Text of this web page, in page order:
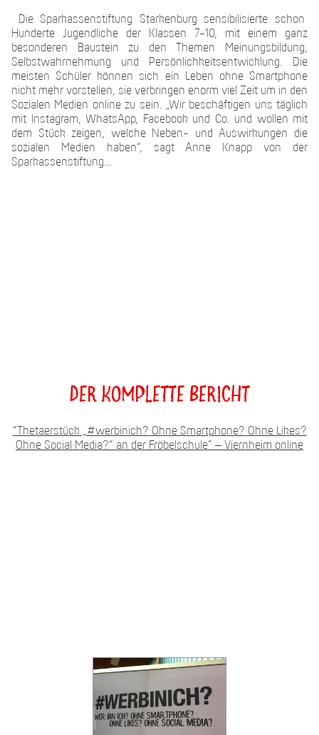
Die Sparkassenstiftung Starkenburg sensibilisierte schon
Hunderte Jugendliche der Klassen 7-10, mit einem ganz
besonderen Baustein zu den Themen Meinungsbildung,
Selbstwahrnehmung und Persönlichkeitsentwicklung. Die
meisten Schüler können sich ein Leben ohne Smartphone
nicht mehr vorstellen, sie verbringen enorm viel Zeit um in den
Sozialen Medien online zu sein. „Wir beschäftigen uns täglich
mit Instagram, WhatsApp, Facebook und Co. und wollen mit
dem Stück zeigen, welche Neben- und Auswirkungen die
sozialen Medien haben“, sagt Anne Knapp von der
Sparkassenstiftung…
Der komplette Bericht
“Thetaerstück „#werbinich? Ohne Smartphone? Ohne Likes?
Ohne Social Media?“ an der Fröbelschule” – Viernheim online